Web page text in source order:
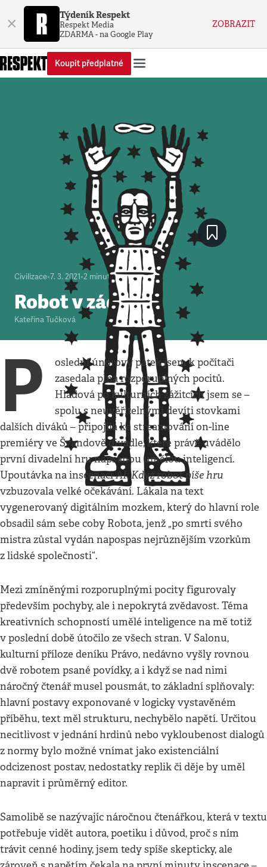
× Týdeník Respekt
Respekt Media
ZDARMA - na Google Play
ZOBRAZIT
Koupit předplatné
Civilizace•7. 3. 2021•2 minuty
Robot v zádech
Kateřina Tučková
P
oslední únorový pátek jsem k počítači
zasedala plná rozporuplných pocitů.
Hladová po kulturních zážitcích jsem se –
spolu s neuvěřitelnými devíti stovkami
dalších diváků – připojila ke streamování on-line
premiéry ve Švandově divadle, které právě uvádělo
první divadelní hru napsanou umělou inteligencí.
Upoutávka na inscenaciAI: Když robot píše hru
vzbuzovala velké očekávání. Lákala na text
vygenerovaný digitálním mozkem, který do hlavní role
obsadil sám sebe coby Robota, jenž „po smrti svého
mistra zůstal vydán napospas nejrůznějším vzorkům
z lidské společnosti“.
Mezi zmíněnými rozporuplnými pocity figurovaly
především pochyby, ale i nepokrytá zvědavost. Téma
kreativních schopností umělé inteligence na mě totiž
v poslední době útočilo ze všech stran. V Salonu,
kulturní příloze deníku Právo, nedávno vyšly rovnou
dvě robotem psané povídky, a i když se nad nimi
náročný čtenář musel pousmát, to základní splňovaly:
hlavní postavy exponované v logicky vystavěném
příběhu, text měl strukturu, nechybělo napětí. Určitou
necitlivost v jednání hrdinů nebo vykloubenost dialogů
z normy bylo možné vnímat jako existenciální
odcizenost postav, nedostatky replik či děje by uměl
napravit i průměrný editor.
Samolibě se nazývajíc náročnou čtenářkou, která v textu
potřebuje vidět autora, poetiku i důvod, proč s ním
trávit cenné hodiny, jsem tedy spíše skepticky, ale